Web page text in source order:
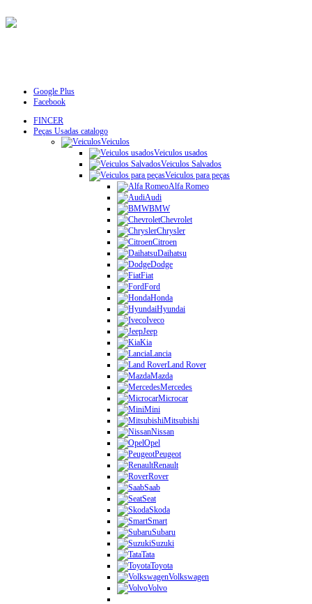
Google Plus
Facebook
FINCER
Peças Usadas catalogo
Veiculos
Veiculos usados
Veiculos Salvados
Veiculos para peças
Alfa Romeo
Audi
BMW
Chevrolet
Chrysler
Citroen
Daihatsu
Dodge
Fiat
Ford
Honda
Hyundai
Iveco
Jeep
Kia
Lancia
Land Rover
Mazda
Mercedes
Microcar
Mini
Mitsubishi
Nissan
Opel
Peugeot
Renault
Rover
Saab
Seat
Skoda
Smart
Subaru
Suzuki
Tata
Toyota
Volkswagen
Volvo